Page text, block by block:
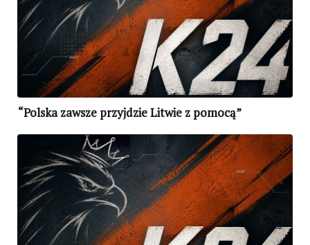
“Polska zawsze przyjdzie Litwie z pomocą”